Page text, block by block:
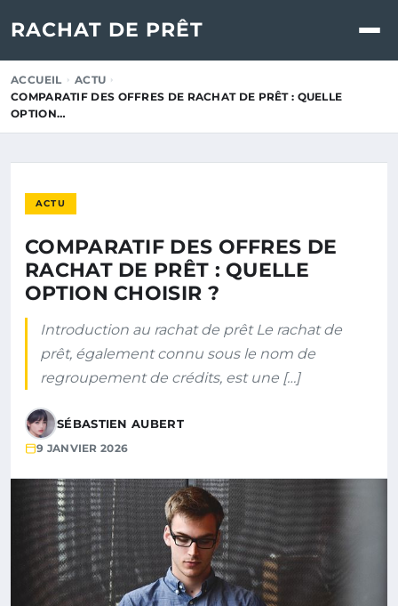
RACHAT DE PRÊT
ACCUEIL
ACTU
COMPARATIF DES OFFRES DE RACHAT DE PRÊT : QUELLE
OPTION…
ACTU
COMPARATIF DES OFFRES DE
RACHAT DE PRÊT : QUELLE
OPTION CHOISIR ?
Introduction au rachat de prêt Le rachat de
prêt, également connu sous le nom de
regroupement de crédits, est une […]
SÉBASTIEN AUBERT
9 JANVIER 2026